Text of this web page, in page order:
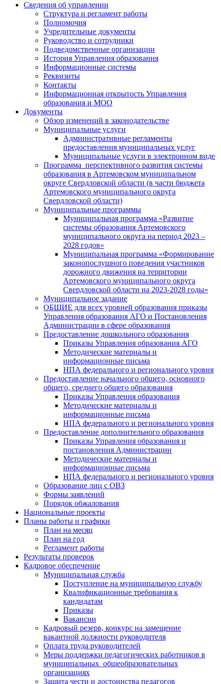
Сведения об управлении
Структура и регламент работы
Полномочия
Учредительные документы
Руководство и сотрудники
Подведомственные организации
История Управления образования
Информационные системы
Реквизиты
Контакты
Информационная открытость Управления
образования и МОО
Документы
Обзор изменений в законодательстве
Муниципальные услуги
Административные регламенты
предоставления муниципальных услуг
Муниципальные услуги в электронном виде
Программа перспективного развития системы
образования в Артемовском муниципальном
округе Свердловской области (в части бюджета
Артемовского муниципального округа
Свердловской области)
Муниципальные программы
Муниципальная программа «Развитие
системы образования Артемовского
муниципального округа на период 2023 –
2028 годов»
Муниципальная программа «Формирование
законопослушного поведения участников
дорожного движения на территории
Артемовского муниципального округа
Свердловской области на 2023-2028 годы»
Муниципальное задание
ОБЩИЕ для всех уровней образования приказы
Управления образования АГО и Постановления
Администрации в сфере образования
Предоставление дошкольного образования
Приказы Управления образования АГО
Методические материалы и
информационные письма
НПА федерального и регионального уровня
Предоставление начального общего, основного
общего, среднего общего образования
Приказы Управления образования
Методические материалы и
информационные письма
НПА федерального и регионального уровня
Предоставление дополнительного образования
Приказы Управления образования и
постановления Администрации
Методические материалы и
информационные письма
НПА федерального и регионального уровня
Образование лиц с ОВЗ
Формы заявлений
Порядок обжалования
Национальные проекты
Планы работы и графики
План на месяц
План на год
Регламент работы
Результаты проверок
Кадровое обеспечение
Муниципальная служба
Поступление на муниципальную службу
Квалификационные требования к
кандидатам
Приказы
Вакансии
Кадровый резерв, конкурс на замещение
вакантной должности руководителя
Оплата труда руководителей
Меры поддержки педагогических работников в
муниципальных общеобразовательных
организациях
Защита чести и достоинства педагогов